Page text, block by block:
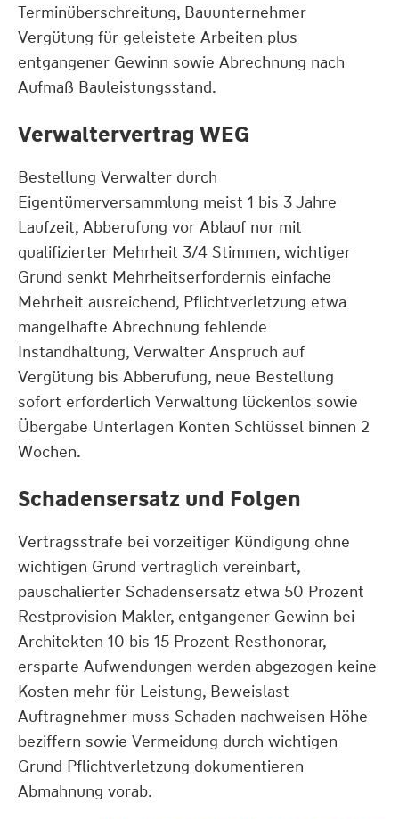
Terminüberschreitung, Bauunternehmer
Vergütung für geleistete Arbeiten plus
entgangener Gewinn sowie Abrechnung nach
Aufmaß Bauleistungsstand.
Verwaltervertrag WEG
Bestellung Verwalter durch
Eigentümerversammlung meist 1 bis 3 Jahre
Laufzeit, Abberufung vor Ablauf nur mit
qualifizierter Mehrheit 3/4 Stimmen, wichtiger
Grund senkt Mehrheitserfordernis einfache
Mehrheit ausreichend, Pflichtverletzung etwa
mangelhafte Abrechnung fehlende
Instandhaltung, Verwalter Anspruch auf
Vergütung bis Abberufung, neue Bestellung
sofort erforderlich Verwaltung lückenlos sowie
Übergabe Unterlagen Konten Schlüssel binnen 2
Wochen.
Schadensersatz und Folgen
Vertragsstrafe bei vorzeitiger Kündigung ohne
wichtigen Grund vertraglich vereinbart,
pauschalierter Schadensersatz etwa 50 Prozent
Restprovision Makler, entgangener Gewinn bei
Architekten 10 bis 15 Prozent Resthonorar,
ersparte Aufwendungen werden abgezogen keine
Kosten mehr für Leistung, Beweislast
Auftragnehmer muss Schaden nachweisen Höhe
beziffern sowie Vermeidung durch wichtigen
Grund Pflichtverletzung dokumentieren
Abmahnung vorab.